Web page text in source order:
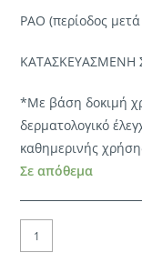
PAO (περίοδος
ΚΑΤΑΣΚΕΥΑΣΜΕΝΗ
*Με βάση δοκιμή
δερματολογικό
καθημερινής
Σε απόθεμα
Zao
Organic